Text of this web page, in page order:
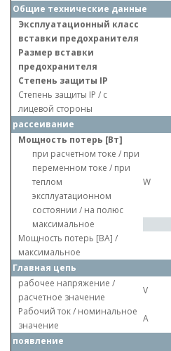
Общие технические данные
Эксплуатационный класс
вставки предохранителя
Размер вставки
предохранителя
Степень защиты IP
Степень защиты IP / с
лицевой стороны
рассеивание
Мощность потерь [Вт]
при расчетном токе / при
переменном токе / при
теплом
эксплуатационном
состоянии / на полюс
W
максимальное
Мощность потерь [ВА] /
максимальное
Главная цепь
рабочее напряжение /
расчетное значение
V
Рабочий ток / номинальное
значение
A
появление